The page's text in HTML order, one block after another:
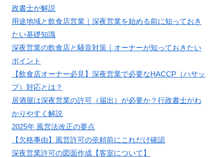
政書士が解説
用途地域と飲食店営業｜深夜営業を始める前に知っておき
たい基礎知識
深夜営業の飲食店と騒音対策｜オーナーが知っておきたい
ポイント
【飲食店オーナー必見】深夜営業で必要なHACCP（ハサッ
プ）対応とは？
居酒屋は深夜営業の許可（届出）が必要か？行政書士がわ
かりやすく解説
2025年 風営法改正の要点
【欠格事由】風営許可の依頼前にこれだけ確認
深夜営業許可の図面作成【客室について】